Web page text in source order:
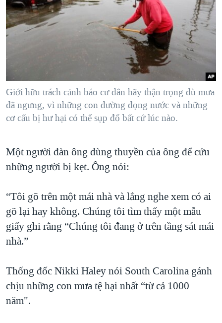
Giới hữu trách cảnh báo cư dân hãy thận trọng dù mưa
đã ngưng, vì những con đường đọng nước và những
cơ cấu bị hư hại có thể sụp đổ bất cứ lúc nào.
Một người đàn ông dùng thuyền của ông để cứu
những người bị kẹt. Ông nói:
“Tôi gõ trên một mái nhà và lắng nghe xem có ai
gõ lại hay không. Chúng tôi tìm thấy một mẫu
giấy ghi rằng “Chúng tôi đang ở trên tầng sát mái
nhà.”
Thống đốc Nikki Haley nói South Carolina gánh
chịu những con mưa tệ hại nhất “từ cả 1000
năm".